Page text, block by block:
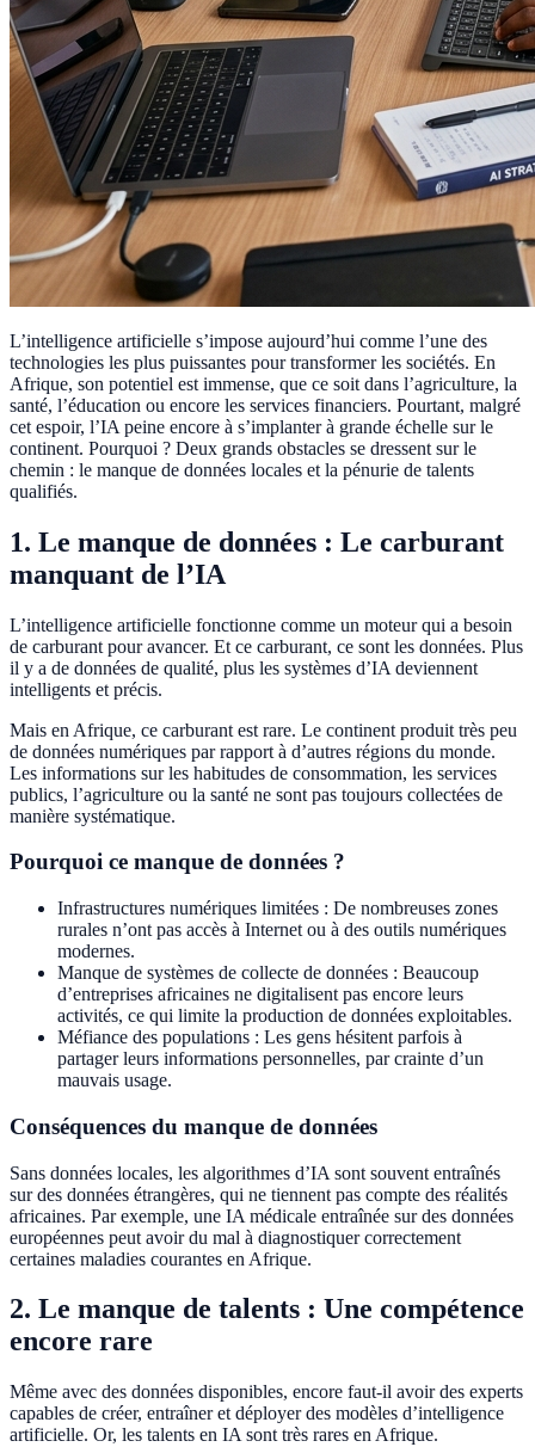
L’intelligence artificielle s’impose aujourd’hui comme l’une des
technologies les plus puissantes pour transformer les sociétés. En
Afrique, son potentiel est immense, que ce soit dans l’agriculture, la
santé, l’éducation ou encore les services financiers. Pourtant, malgré
cet espoir, l’IA peine encore à s’implanter à grande échelle sur le
continent. Pourquoi ? Deux grands obstacles se dressent sur le
chemin : le manque de données locales et la pénurie de talents
qualifiés.
1. Le manque de données : Le carburant
manquant de l’IA
L’intelligence artificielle fonctionne comme un moteur qui a besoin
de carburant pour avancer. Et ce carburant, ce sont les données. Plus
il y a de données de qualité, plus les systèmes d’IA deviennent
intelligents et précis.
Mais en Afrique, ce carburant est rare. Le continent produit très peu
de données numériques par rapport à d’autres régions du monde.
Les informations sur les habitudes de consommation, les services
publics, l’agriculture ou la santé ne sont pas toujours collectées de
manière systématique.
Pourquoi ce manque de données ?
Infrastructures numériques limitées : De nombreuses zones
rurales n’ont pas accès à Internet ou à des outils numériques
modernes.
Manque de systèmes de collecte de données : Beaucoup
d’entreprises africaines ne digitalisent pas encore leurs
activités, ce qui limite la production de données exploitables.
Méfiance des populations : Les gens hésitent parfois à
partager leurs informations personnelles, par crainte d’un
mauvais usage.
Conséquences du manque de données
Sans données locales, les algorithmes d’IA sont souvent entraînés
sur des données étrangères, qui ne tiennent pas compte des réalités
africaines. Par exemple, une IA médicale entraînée sur des données
européennes peut avoir du mal à diagnostiquer correctement
certaines maladies courantes en Afrique.
2. Le manque de talents : Une compétence
encore rare
Même avec des données disponibles, encore faut-il avoir des experts
capables de créer, entraîner et déployer des modèles d’intelligence
artificielle. Or, les talents en IA sont très rares en Afrique.